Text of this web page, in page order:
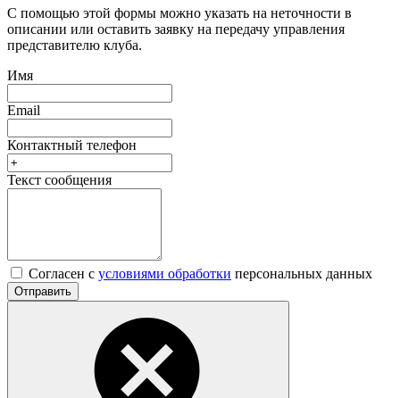
С помощью этой формы можно указать на неточности в
описании или оставить заявку на передачу управления
представителю клуба.
Имя
Email
Контактный телефон
Текст сообщения
Согласен с условиями обработки персональных данных
Отправить